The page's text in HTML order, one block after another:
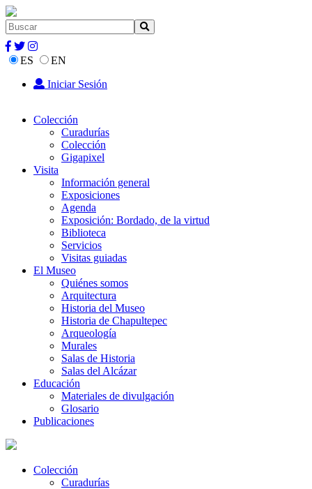
ES
EN
Iniciar Sesión
Colección
Curadurías
Colección
Gigapixel
Visita
Información general
Exposiciones
Agenda
Exposición: Bordado, de la virtud
Biblioteca
Servicios
Visitas guiadas
El Museo
Quiénes somos
Arquitectura
Historia del Museo
Historia de Chapultepec
Arqueología
Murales
Salas de Historia
Salas del Alcázar
Educación
Materiales de divulgación
Glosario
Publicaciones
Colección
Curadurías